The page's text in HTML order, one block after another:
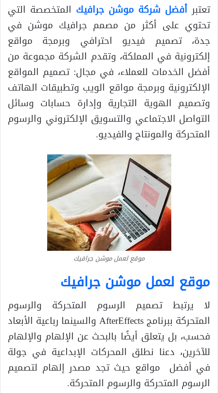
تعتبر أفضل شركة موشن جرافيك المتخصصة التي
تحتوي على أكثر من مصمم جرافيك موشن في
جدة، تصميم فيديو احترافي وبرمجة مواقع
إلكترونية في المملكة، وتقدم الشركة مجموعة من
أفضل الخدمات للعملاء، في مجال: تصميم المواقع
الإلكترونية وبرمجة مواقع الويب وتطبيقات الهاتف
وتصميم الهوية التجارية وإدارة حسابات وسائل
التواصل الاجتماعي والتسويق الإلكتروني والرسوم
المتحركة والمونتاج والفيديو.
موقع لعمل موشن جرافيك
موقع لعمل موشن جرافيك
لا يرتبط تصميم الرسوم المتحركة والرسوم
المتحركة ببرنامج AfterEffects والسينما رباعية الأبعاد
فحسب، بل يتعلق أيضًا بالبحث عن الإلهام والإلهام
للآخرين، دعنا نطلق المحركات الإبداعية في جولة
في أفضل مواقع حيث تجد مصدر إلهام لتصميم
الرسوم المتحركة والرسوم المتحركة.